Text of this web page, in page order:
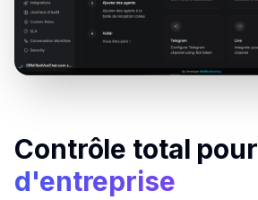
Contrôle total pour
d'entreprise